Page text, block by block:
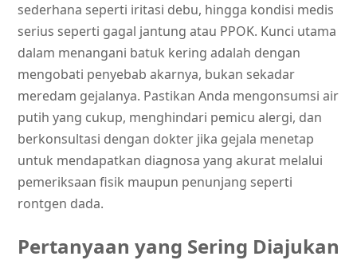
sederhana seperti iritasi debu, hingga kondisi medis
serius seperti gagal jantung atau PPOK. Kunci utama
dalam menangani batuk kering adalah dengan
mengobati penyebab akarnya, bukan sekadar
meredam gejalanya. Pastikan Anda mengonsumsi air
putih yang cukup, menghindari pemicu alergi, dan
berkonsultasi dengan dokter jika gejala menetap
untuk mendapatkan diagnosa yang akurat melalui
pemeriksaan fisik maupun penunjang seperti
rontgen dada.
Pertanyaan yang Sering Diajukan